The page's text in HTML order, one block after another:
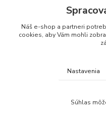
Vonkajšie štvorcové
GU10, takže do neho
sú súčasťou balenia) s
Náš e-shop a partneri
cookies, aby Vám mohli
Nastavenia
Súhlas